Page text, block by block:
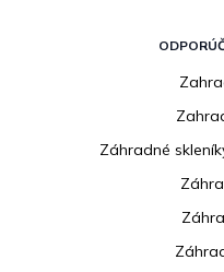
Záhradné